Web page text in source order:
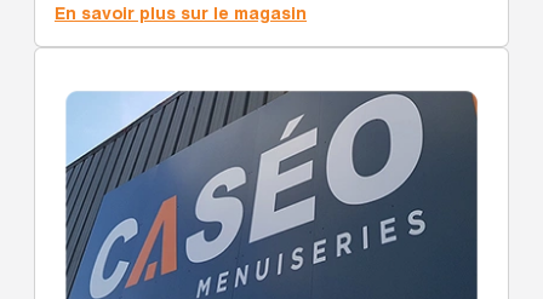
En savoir plus sur le magasin